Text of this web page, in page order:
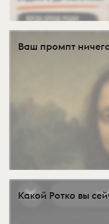
Ваш промпт
Какой Ротко вы